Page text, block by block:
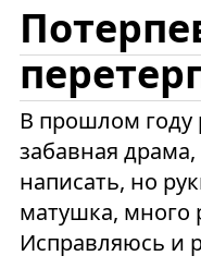
В прошлом году
забавная
написать, но
матушка, много
Исправляюсь и